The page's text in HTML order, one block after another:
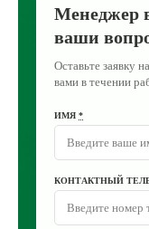
Менеджер
ваши
Оставьте заявку
вами в течении
ИМЯ *
КОНТАКТНЫЙ